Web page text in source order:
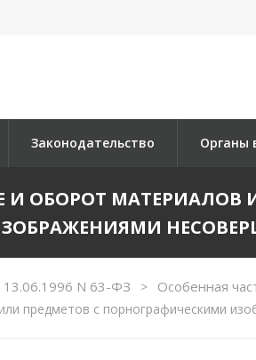
Законодательство Органы
И ОБОРОТ
13.06.1996 N 63-ФЗ > Особенная
предметов с порнографическими